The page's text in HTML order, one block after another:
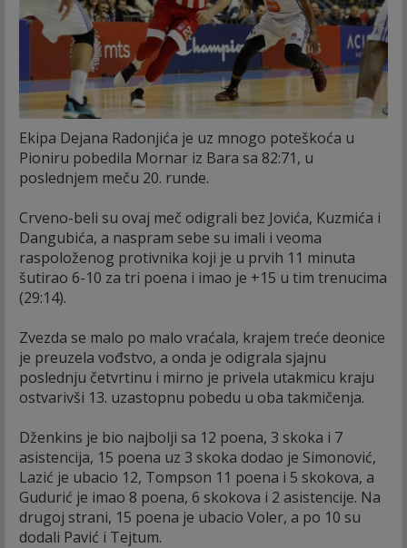
Ekipa Dejana Radonjića je uz mnogo poteškoća u
Pioniru pobedila Mornar iz Bara sa 82:71, u
poslednjem meču 20. runde.
Crveno-beli su ovaj meč odigrali bez Jovića, Kuzmića i
Dangubića, a naspram sebe su imali i veoma
raspoloženog protivnika koji je u prvih 11 minuta
šutirao 6-10 za tri poena i imao je +15 u tim trenucima
(29:14).
Zvezda se malo po malo vraćala, krajem treće deonice
je preuzela vođstvo, a onda je odigrala sjajnu
poslednju četvrtinu i mirno je privela utakmicu kraju
ostvarivši 13. uzastopnu pobedu u oba takmičenja.
Dženkins je bio najbolji sa 12 poena, 3 skoka i 7
asistencija, 15 poena uz 3 skoka dodao je Simonović,
Lazić je ubacio 12, Tompson 11 poena i 5 skokova, a
Gudurić je imao 8 poena, 6 skokova i 2 asistencije. Na
drugoj strani, 15 poena je ubacio Voler, a po 10 su
dodali Pavić i Tejtum.